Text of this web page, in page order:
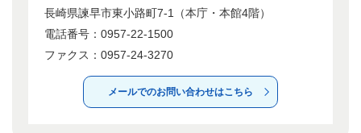
長崎県諫早市東小路町7-1（本庁・本館4階）
電話番号：0957-22-1500
ファクス：0957-24-3270
メールでのお問い合わせはこちら